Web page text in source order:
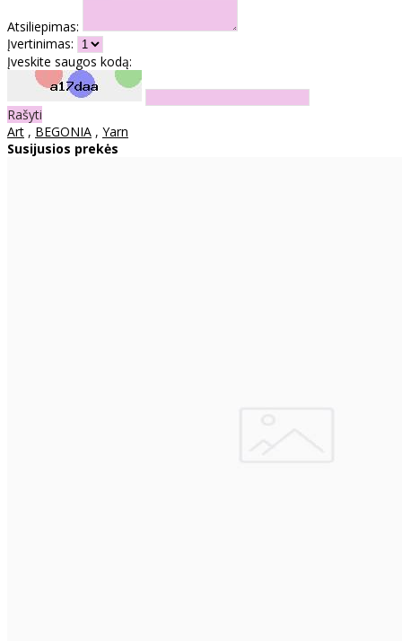
Atsiliepimas:
Įvertinimas:
Įveskite saugos kodą:
Rašyti
Art , BEGONIA , Yarn
Susijusios prekės